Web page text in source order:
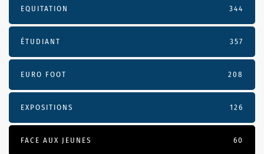
EQUITATION 344
ÉTUDIANT 357
EURO FOOT 208
EXPOSITIONS 126
FACE AUX JEUNES 60